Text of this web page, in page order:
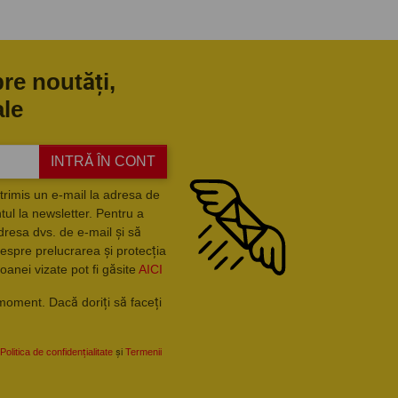
noutăți,
INTRĂ ÎN CONT
un e-mail la adresa de
la newsletter. Pentru a
dvs. de e-mail și să
prelucrarea și protecția
vizate pot fi găsite AICI
Dacă doriți să faceți
Politica de confidențialitate și Termenii